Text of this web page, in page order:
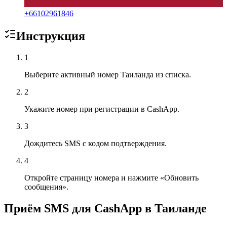
+66102961846
Инструкция
1
Выберите активный номер Таиланда из списка.
2
Укажите номер при регистрации в CashApp.
3
Дождитесь SMS с кодом подтверждения.
4
Откройте страницу номера и нажмите «Обновить
сообщения».
Приём SMS для CashApp в Таиланде